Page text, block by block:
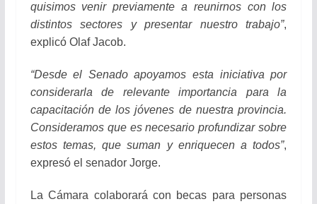
quisimos venir previamente a reunirnos con los
distintos sectores y presentar nuestro trabajo”,
explicó Olaf Jacob.
“Desde el Senado apoyamos esta iniciativa por
considerarla de relevante importancia para la
capacitación de los jóvenes de nuestra provincia.
Consideramos que es necesario profundizar sobre
estos temas, que suman y enriquecen a todos”,
expresó el senador Jorge.
La Cámara colaborará con becas para personas